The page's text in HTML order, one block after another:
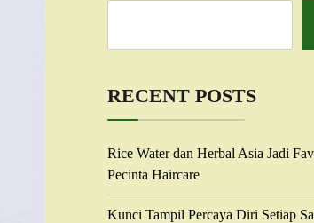
RECENT POSTS
Rice Water dan Herbal Asia Jadi
Pecinta Haircare
Kunci Tampil Percaya Diri Setiap